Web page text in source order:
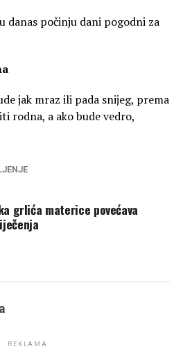
danas počinju dani pogodni za
jak mraz ili pada snijeg, prema
rodna, a ako bude vedro,
grlića materice povećava
REKLAMA